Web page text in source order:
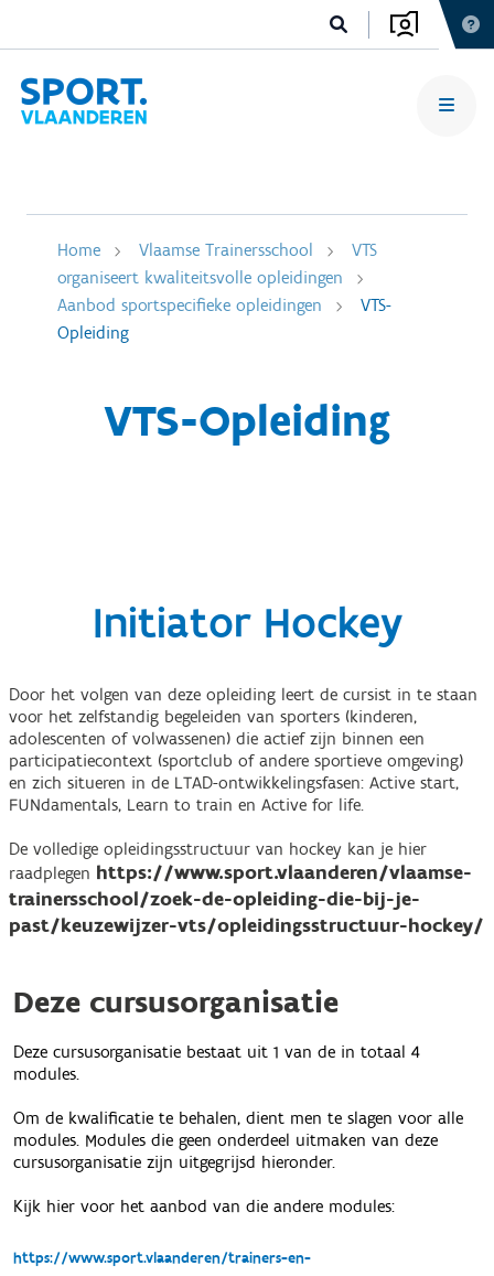
Home Vlaamse Trainersschool
VTS
organiseert kwaliteitsvolle opleidingen
Aanbod sportspecifieke opleidingen
VTS-
Opleiding
VTS-Opleiding